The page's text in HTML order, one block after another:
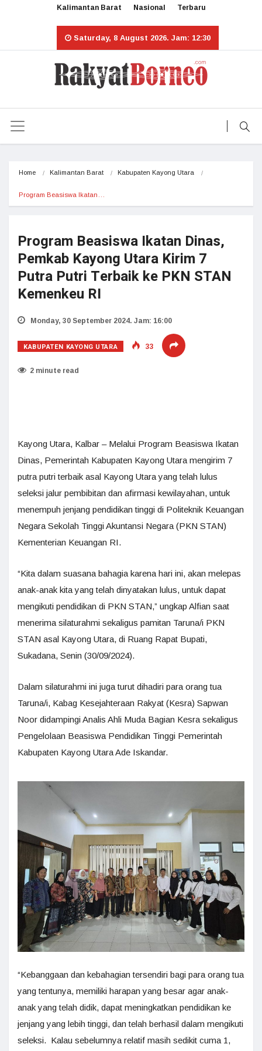
Kalimantan Barat Nasional Terbaru
Saturday, 8 August 2026. Jam: 12:30
Home Kalimantan Barat Kabupaten Kayong Utara
Program Beasiswa Ikatan…
Program Beasiswa Ikatan Dinas,
Pemkab Kayong Utara Kirim 7
Putra Putri Terbaik ke PKN STAN
Kemenkeu RI
Monday, 30 September 2024. Jam: 16:00
KABUPATEN KAYONG UTARA 33
2 minute read
Kayong Utara, Kalbar – Melalui Program Beasiswa Ikatan
Dinas, Pemerintah Kabupaten Kayong Utara mengirim 7
putra putri terbaik asal Kayong Utara yang telah lulus
seleksi jalur pembibitan dan afirmasi kewilayahan, untuk
menempuh jenjang pendidikan tinggi di Politeknik Keuangan
Negara Sekolah Tinggi Akuntansi Negara (PKN STAN)
Kementerian Keuangan RI.
“Kita dalam suasana bahagia karena hari ini, akan melepas
anak-anak kita yang telah dinyatakan lulus, untuk dapat
mengikuti pendidikan di PKN STAN,” ungkap Alfian saat
menerima silaturahmi sekaligus pamitan Taruna/i PKN
STAN asal Kayong Utara, di Ruang Rapat Bupati,
Sukadana, Senin (30/09/2024).
Dalam silaturahmi ini juga turut dihadiri para orang tua
Taruna/i, Kabag Kesejahteraan Rakyat (Kesra) Sapwan
Noor didampingi Analis Ahli Muda Bagian Kesra sekaligus
Pengelolaan Beasiswa Pendidikan Tinggi Pemerintah
Kabupaten Kayong Utara Ade Iskandar.
“Kebanggaan dan kebahagian tersendiri bagi para orang tua
yang tentunya, memiliki harapan yang besar agar anak-
anak yang telah didik, dapat meningkatkan pendidikan ke
jenjang yang lebih tinggi, dan telah berhasil dalam mengikuti
seleksi. Kalau sebelumnya relatif masih sedikit cuma 1,